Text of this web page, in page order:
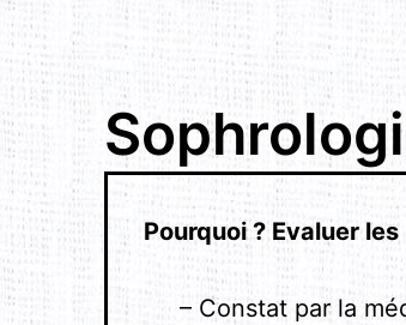
Pourquoi ? Evaluer
– Constat par la